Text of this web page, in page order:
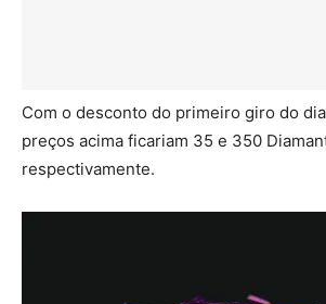
Com o desconto do primeiro giro do
preços acima ficariam 35 e 350
respectivamente.